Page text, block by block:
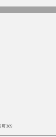
町369